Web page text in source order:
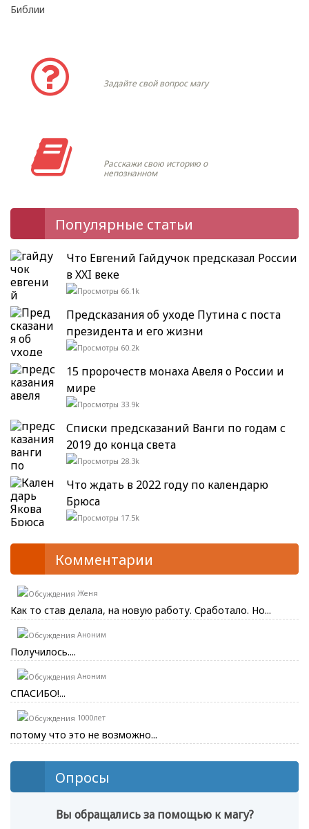
Библии
Задайте свой вопрос магу
Расскажи свою историю о
непознанном
Популярные статьи
Что Евгений Гайдучок предсказал России
в XXI веке
66.1k
Предсказания об уходе Путина с поста
президента и его жизни
60.2k
15 пророчеств монаха Авеля о России и
мире
33.9k
Списки предсказаний Ванги по годам с
2019 до конца света
28.3k
Что ждать в 2022 году по календарю
Брюса
17.5k
Комментарии
Женя
Как то став делала, на новую работу. Сработало. Но...
Аноним
Получилось....
Аноним
СПАСИБО!...
1000лет
потому что это не возможно...
Опросы
Вы обращались за помощью к магу?